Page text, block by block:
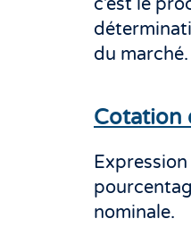
c’est le
du marché.
Cotation
nominale.